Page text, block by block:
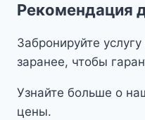
Рекомендация
Забронируйте
заранее, чтобы
Узнайте больше о
цены.